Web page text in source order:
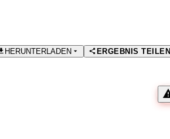
HERUNTERLADEN ERGEBNIS TEILEN